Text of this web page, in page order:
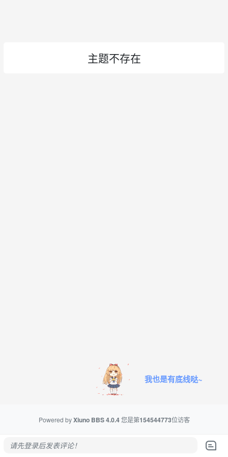
主题不存在
我也是有底线哒~
Powered byXiuno BBS4.0.4 您是第154544773位访客
请先登录后发表评论！